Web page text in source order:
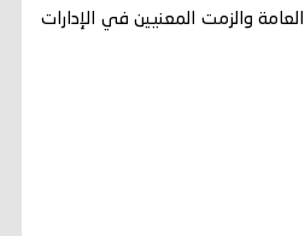
العامة والزمت المعنيين في الإدارات